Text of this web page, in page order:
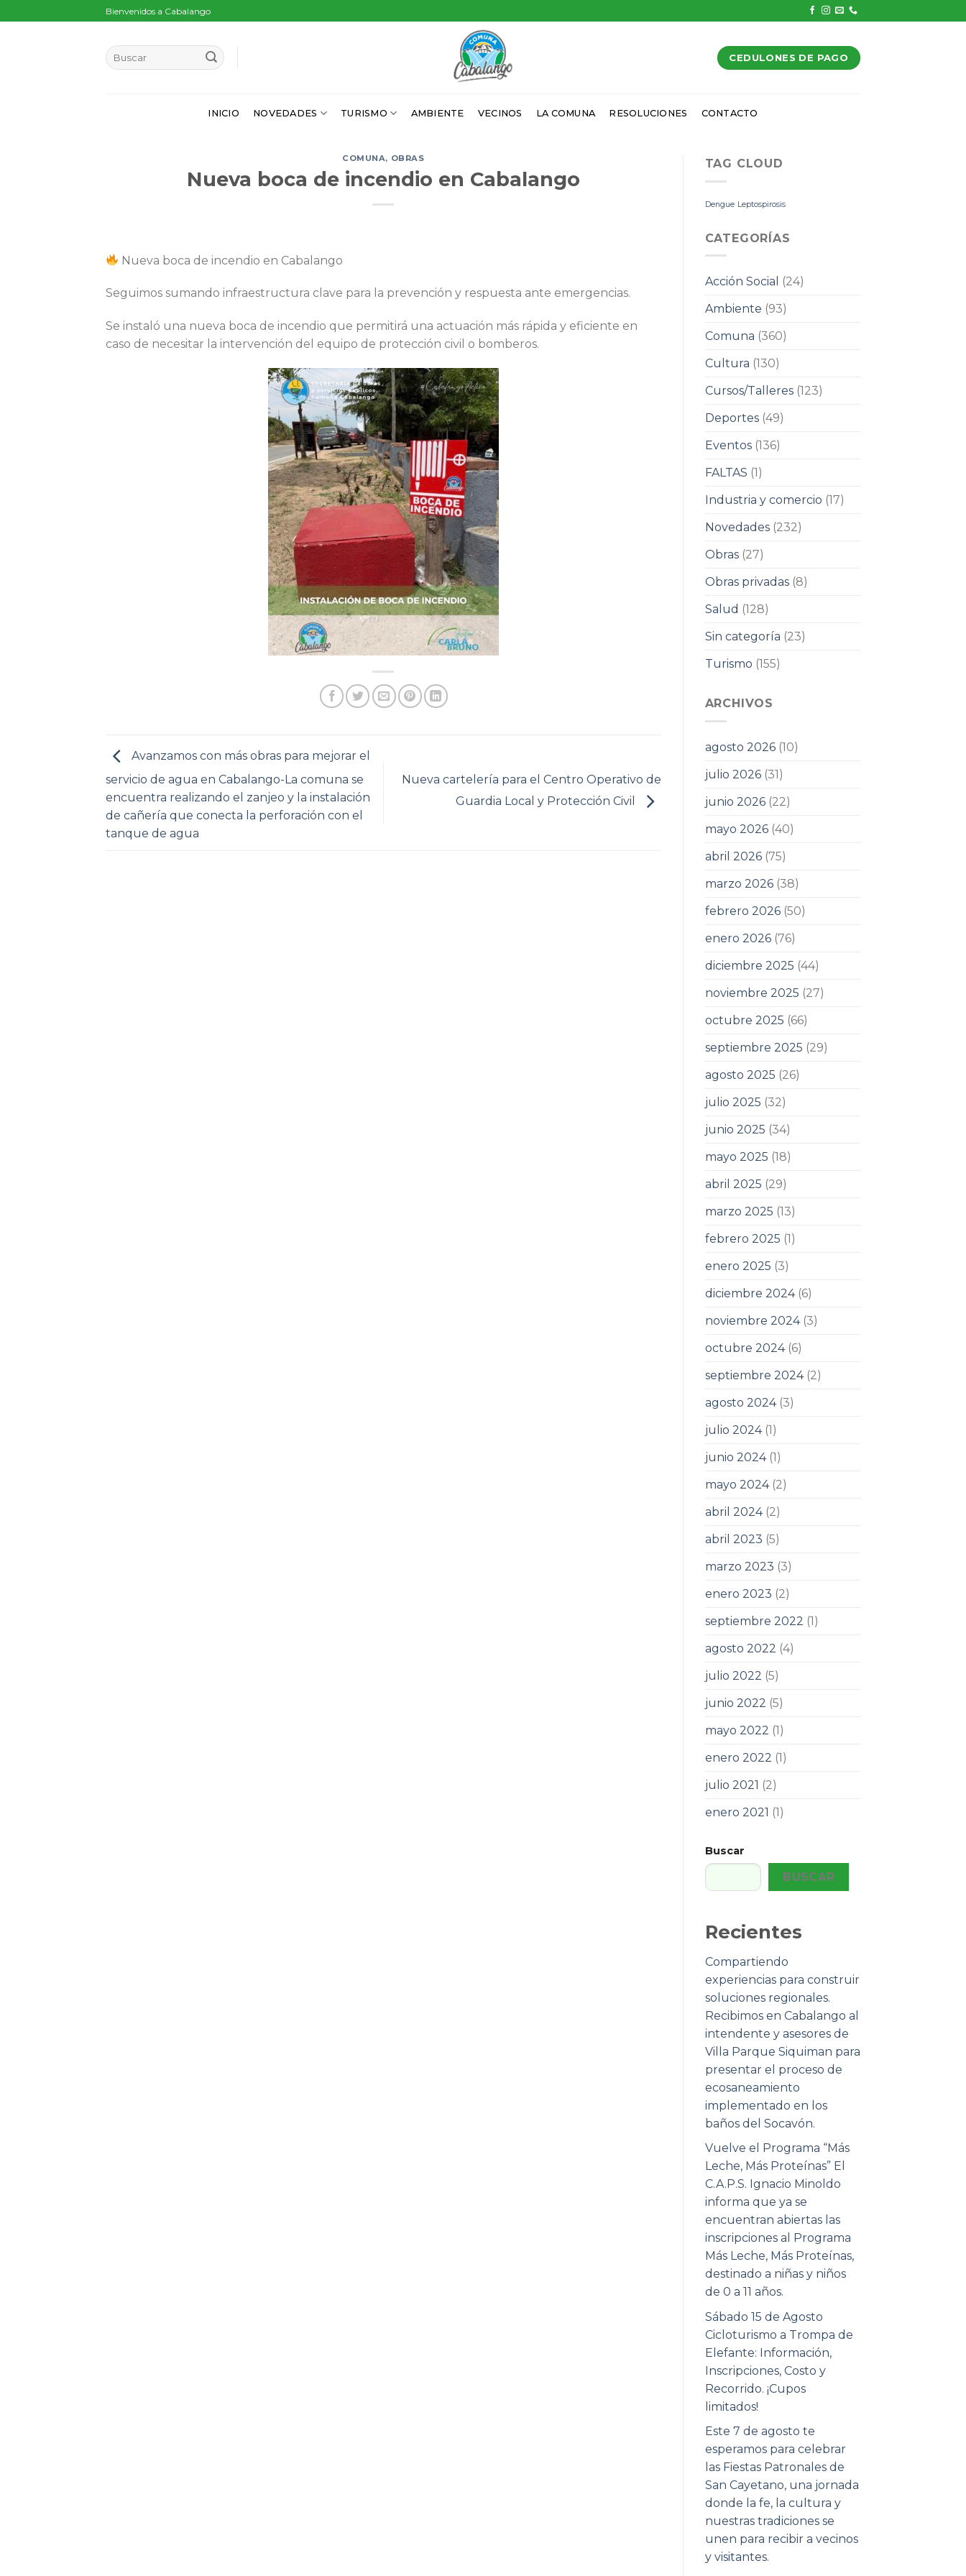
to
Bienvenidos a Cabalango
CEDULONES DE PAGO
INICIO NOVEDADES TURISMO AMBIENTE VECINOS LA COMUNA RESOLUCIONES CONTACTO
COMUNA, OBRAS
Nueva boca de incendio en Cabalango
Nueva boca de incendio en Cabalango
Seguimos sumando infraestructura clave para la prevención y respuesta ante emergencias.
Se instaló una nueva boca de incendio que permitirá una actuación más rápida y eficiente en
caso de necesitar la intervención del equipo de protección civil o bomberos.
Avanzamos con más obras para mejorar el
servicio de agua en Cabalango-La comuna se
encuentra realizando el zanjeo y la instalación
de cañería que conecta la perforación con el
tanque de agua
Nueva cartelería para el Centro Operativo de
Guardia Local y Protección Civil
TAG CLOUD
Dengue Leptospirosis
CATEGORÍAS
Acción Social
(24)
Ambiente (93)
Comuna (360)
Cultura (130)
Cursos/Talleres(123)
Deportes(49)
Eventos(136)
FALTAS (1)
Industria y comercio (17)
Novedades(232)
Obras(27)
Obras privadas(8)
Salud (128)
Sin categoría (23)
Turismo (155)
ARCHIVOS
agosto 2026(10)
julio 2026(31)
junio 2026(22)
mayo 2026(40)
abril 2026(75)
marzo 2026(38)
febrero 2026(50)
enero 2026(76)
diciembre 2025 (44)
noviembre 2025 (27)
octubre 2025 (66)
septiembre 2025 (29)
agosto 2025 (26)
julio 2025 (32)
junio 2025 (34)
mayo 2025 (18)
abril 2025 (29)
marzo 2025 (13)
febrero 2025 (1)
enero 2025 (3)
diciembre 2024(6)
noviembre 2024(3)
octubre 2024(6)
septiembre 2024(2)
agosto 2024(3)
julio 2024(1)
junio 2024(1)
mayo 2024(2)
abril 2024(2)
abril 2023 (5)
marzo 2023 (3)
enero 2023 (2)
septiembre 2022 (1)
agosto 2022 (4)
julio 2022 (5)
junio 2022 (5)
mayo 2022 (1)
enero 2022 (1)
julio 2021 (2)
enero 2021 (1)
Buscar
BUSCAR
Recientes
Compartiendo
experiencias para construir
soluciones regionales.
Recibimos en Cabalango al
intendente y asesores de
Villa Parque Siquiman para
presentar el proceso de
ecosaneamiento
implementado en los
baños del Socavón.
Vuelve el Programa “Más
Leche, Más Proteínas” El
C.A.P.S. Ignacio Minoldo
informa que ya se
encuentran abiertas las
inscripciones al Programa
Más Leche, Más Proteínas,
destinado a niñas y niños
de 0 a 11 años.
Sábado 15 de Agosto
Cicloturismo a Trompa de
Elefante: Información,
Inscripciones, Costo y
Recorrido. ¡Cupos
limitados!
Este 7 de agosto te
esperamos para celebrar
las Fiestas Patronales de
San Cayetano, una jornada
donde la fe, la cultura y
nuestras tradiciones se
unen para recibir a vecinos
y visitantes.